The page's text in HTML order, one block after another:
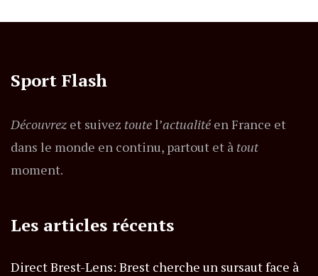
Sport Flash
Découvrez et suivez toutel’actualitéen France et
dans le monde en continu, partout et à tout
moment.
Les articles récents
Direct Brest-Lens: Brest cherche un sursaut face à